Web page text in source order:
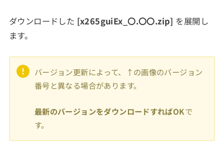
ダウンロードした [x265guiEx_〇.〇〇.zip] を展開し
ます。
バージョン更新によって、↑の画像のバージョン
番号と異なる場合があります。
最新のバージョンをダウンロードすればOKで
す。